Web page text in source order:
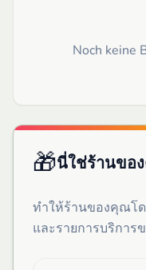
Noch keine
🎁นี่ใช่ร้านขอ
ทำให้ร้านของคุณโ
และรายการบริกา